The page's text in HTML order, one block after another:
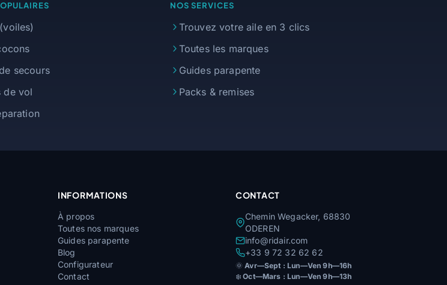
secours
de vol
NOS SERVICES
Trouvez votre aile en 3 clics
Toutes les marques
Guides parapente
Packs & remises
INFORMATIONS
À propos
Toutes nos marques
Guides parapente
Blog
Configurateur
Contact
CONTACT
Chemin Wegacker, 68830
ODEREN
info@ridair.com
+33 9 72 32 62 62
🌞Avr—Sept : Lun—Ven 9h—16h
❄️Oct—Mars : Lun—Ven 9h—13h